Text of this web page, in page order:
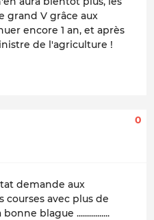
grand V grâce aux
encore 1 an, et après
de l'agriculture !
0
demande aux
courses avec plus de
blague ................